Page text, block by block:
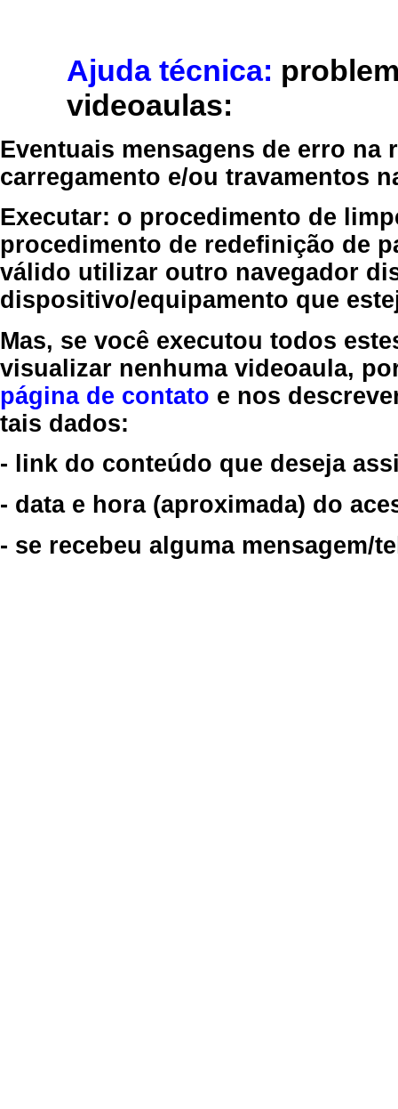
Ajuda técnica:
videoaulas:
Eventuais mensagens de erro
carregamento e/ou travamentos
Executar: o procedimento de
procedimento de redefinição de
válido utilizar outro navegador
dispositivo/equipamento que
Mas, se você executou todos
visualizar nenhuma videoaula,
página de contato e nos
tais dados:
- link do conteúdo que deseja
- data e hora (aproximada) do
- se recebeu alguma mensagem/